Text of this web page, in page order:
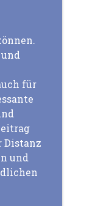
für
Distanz
und